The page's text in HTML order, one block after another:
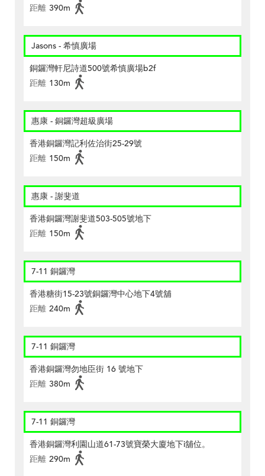
距離 390m
Jasons - 希慎廣場
銅鑼灣軒尼詩道500號希慎廣場b2f
距離 130m
惠康 - 銅鑼灣超級廣場
香港銅鑼灣記利佐治街25-29號
距離 150m
惠康 - 謝斐道
香港銅鑼灣謝斐道503-505號地下
距離 150m
7-11 銅鑼灣
香港糖街15-23號銅鑼灣中心地下4號舖
距離 240m
7-11 銅鑼灣
香港銅鑼灣勿地臣街 16 號地下
距離 380m
7-11 銅鑼灣
香港銅鑼灣利園山道61-73號寶榮大廈地下i舖位。
距離 290m